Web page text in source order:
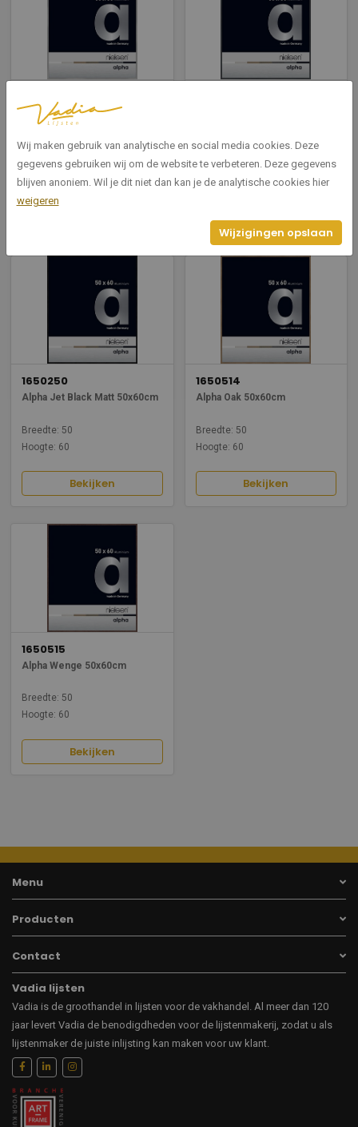
Alpha Frosted Silver 50x60cm
Breedte: 50
Hoogte: 60
Breedte: 50
Hoogte: 60
1650250
Alpha Jet Black Matt 50x60cm
Breedte: 50
Hoogte: 60
Bekijken
1650514
Alpha Oak 50x60cm
Breedte: 50
Hoogte: 60
Bekijken
1650515
Alpha Wenge 50x60cm
Breedte: 50
Hoogte: 60
Bekijken
Menu
Producten
Contact
Vadia lijsten
Vadia is de groothandel in lijsten voor de vakhandel. Al meer dan 120
jaar levert Vadia de benodigdheden voor de lijstenmakerij, zodat u als
lijstenmaker de juiste inlijsting kan maken voor uw klant.
Wij maken gebruik van analytische en social media cookies. Deze
gegevens gebruiken wij om de website te verbeteren. Deze gegevens
blijven anoniem. Wil je dit niet dan kan je de analytische cookies hier
weigeren
Wijzigingen opslaan